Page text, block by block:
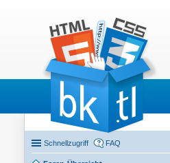
Schnellzugriff FAQ